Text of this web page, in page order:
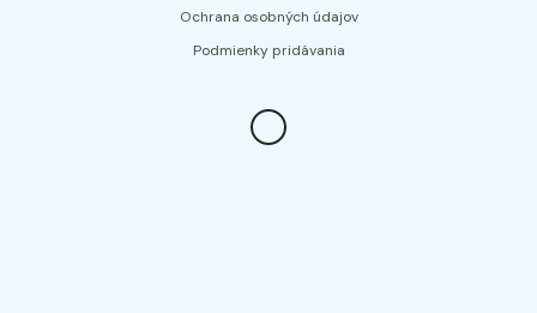
Ochrana osobných údajov
Podmienky pridávania